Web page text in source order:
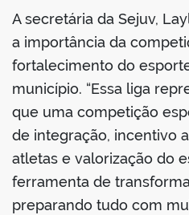
A secretária da Sejuv,
a importância da
fortalecimento do
município. “Essa liga
que uma competição
de integração, incentivo
atletas e valorização do
ferramenta de
preparando tudo com